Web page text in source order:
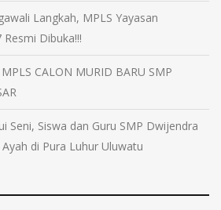
Langkah, MPLS Yayasan
Dibuka!!!
CALON MURID BARU SMP
Seni, Siswa dan Guru SMP Dwijendra
di Pura Luhur Uluwatu